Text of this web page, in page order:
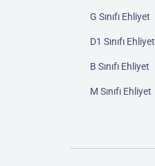
G Sınıfı Ehliyet
D1 Sınıfı Ehliyet
B Sınıfı Ehliyet
M Sınıfı Ehliyet